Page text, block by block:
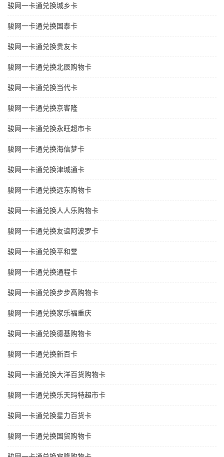
骏网一卡通兑换城乡卡
骏网一卡通兑换国泰卡
骏网一卡通兑换贵友卡
骏网一卡通兑换北辰购物卡
骏网一卡通兑换当代卡
骏网一卡通兑换京客隆
骏网一卡通兑换永旺超市卡
骏网一卡通兑换海信梦卡
骏网一卡通兑换津城通卡
骏网一卡通兑换远东购物卡
骏网一卡通兑换人人乐购物卡
骏网一卡通兑换友谊阿波罗卡
骏网一卡通兑换平和堂
骏网一卡通兑换通程卡
骏网一卡通兑换步步高购物卡
骏网一卡通兑换家乐福重庆
骏网一卡通兑换德基购物卡
骏网一卡通兑换新百卡
骏网一卡通兑换大洋百货购物卡
骏网一卡通兑换乐天玛特超市卡
骏网一卡通兑换星力百货卡
骏网一卡通兑换国贸购物卡